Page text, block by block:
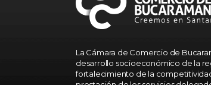
La Cámara de Comercio de
desarrollo socioeconómico de la
fortalecimiento de la